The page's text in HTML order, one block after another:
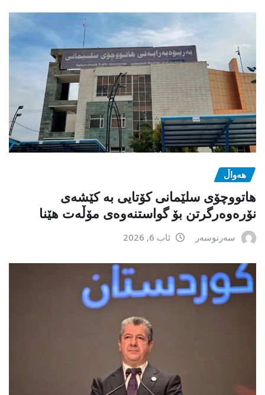
هەواڵ
هاتووچۆی سلێمانی کۆتایی بە کێشەی
نۆرەوەرگرتن بۆ گواستنەوەی مۆڵەت هێنا
سەرنوسەر ئاب 6, 2026